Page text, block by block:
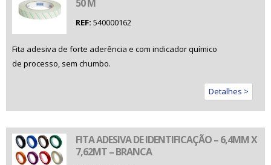
50 M
REF: 540000162
Fita adesiva de forte aderência e com indicador químico
de processo, sem chumbo.
Detalhes >
FITA ADESIVA DE IDENTIFICAÇÃO – 6,4MM X
7,62MT – BRANCA